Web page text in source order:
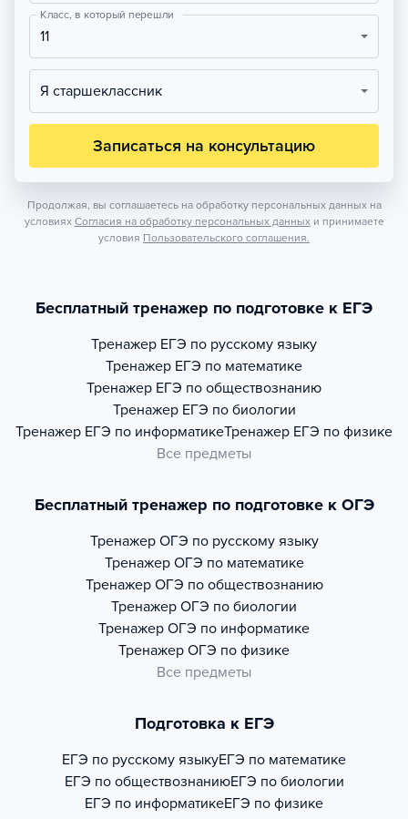
Класс, в который перешли
11
Я старшеклассник
Записаться на консультацию
Продолжая, вы соглашаетесь на обработку персональных данных на
условиях Согласия на обработку персональных данных и принимаете
условия Пользовательского соглашения.
Бесплатный тренажер по подготовке к ЕГЭ
Тренажер ЕГЭ по русскому языку
Тренажер ЕГЭ по математике
Тренажер ЕГЭ по обществознанию
Тренажер ЕГЭ по биологии
Тренажер ЕГЭ по информатикеТренажер ЕГЭ по физике
Все предметы
Бесплатный тренажер по подготовке к ОГЭ
Тренажер ОГЭ по русскому языку
Тренажер ОГЭ по математике
Тренажер ОГЭ по обществознанию
Тренажер ОГЭ по биологии
Тренажер ОГЭ по информатике
Тренажер ОГЭ по физике
Все предметы
Подготовка к ЕГЭ
ЕГЭ по русскому языкуЕГЭ по математике
ЕГЭ по обществознаниюЕГЭ по биологии
ЕГЭ по информатикеЕГЭ по физике